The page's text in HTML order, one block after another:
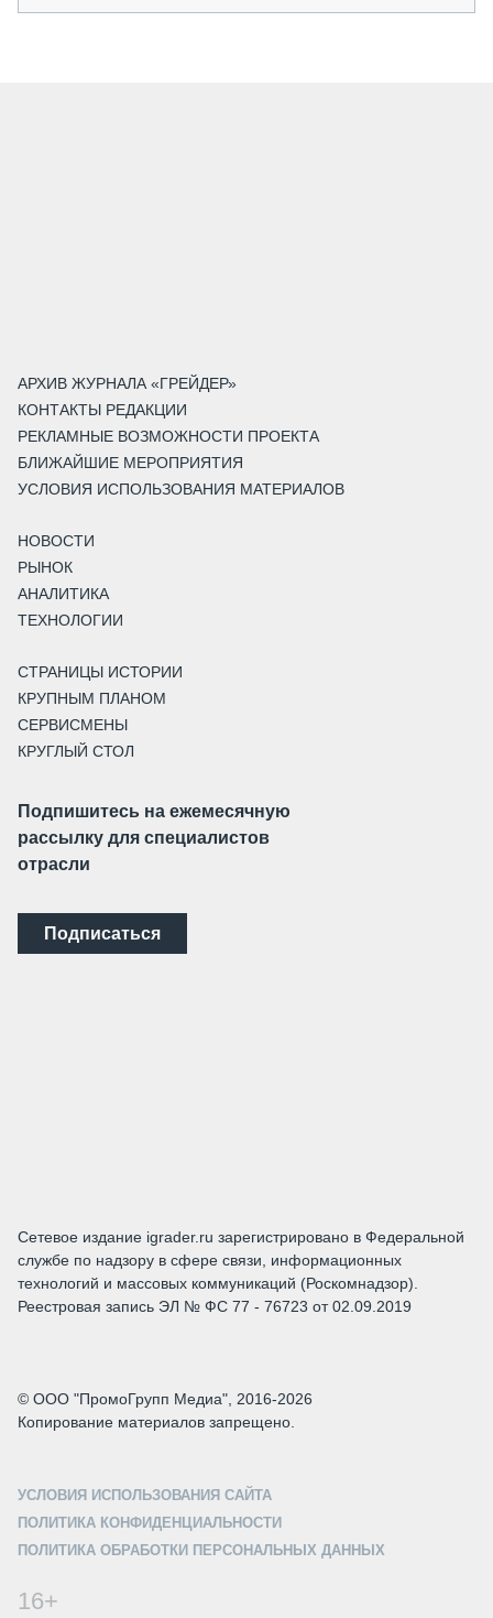
АРХИВ ЖУРНАЛА «ГРЕЙДЕР»
КОНТАКТЫ РЕДАКЦИИ
РЕКЛАМНЫЕ ВОЗМОЖНОСТИ ПРОЕКТА
БЛИЖАЙШИЕ МЕРОПРИЯТИЯ
УСЛОВИЯ ИСПОЛЬЗОВАНИЯ МАТЕРИАЛОВ
НОВОСТИ
РЫНОК
АНАЛИТИКА
ТЕХНОЛОГИИ
СТРАНИЦЫ ИСТОРИИ
КРУПНЫМ ПЛАНОМ
СЕРВИСМЕНЫ
КРУГЛЫЙ СТОЛ
Подпишитесь на ежемесячную
рассылку для специалистов
отрасли
Подписаться
Сетевое издание igrader.ru зарегистрировано в Федеральной
службе по надзору в сфере связи, информационных
технологий и массовых коммуникаций (Роскомнадзор).
Реестровая запись ЭЛ № ФС 77 - 76723 от 02.09.2019
© ООО "ПромоГрупп Медиа", 2016-2026
Копирование материалов запрещено.
УСЛОВИЯ ИСПОЛЬЗОВАНИЯ САЙТА
ПОЛИТИКА КОНФИДЕНЦИАЛЬНОСТИ
ПОЛИТИКА ОБРАБОТКИ ПЕРСОНАЛЬНЫХ ДАННЫХ
16+